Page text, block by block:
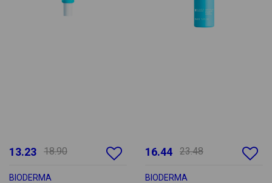
13.23 18.90
BIODERMA
16.44 23.48
BIODERMA